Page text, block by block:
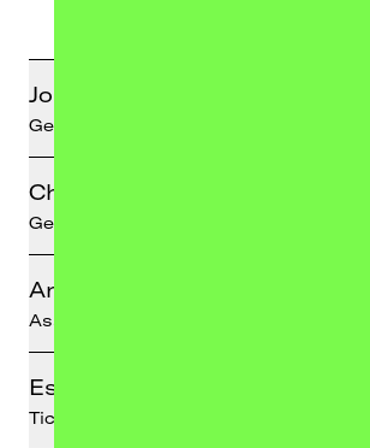
Johanna Ohrt
Geschäftsführung • Booking
Christopher Möller
Geschäftsführung • Booking
Anna Kunkel
Assistenz der Geschäftsführung
Esther Müller-Reichenwallner
Ticketing